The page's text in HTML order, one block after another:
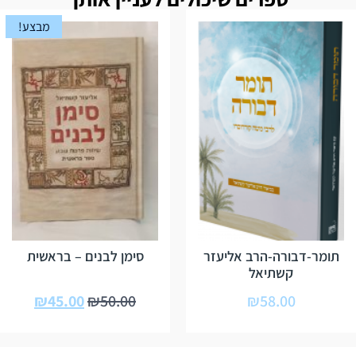
תומר-דבורה-הרב אליעזר
קשתיאל
₪58.00
מבצע!
סימן לבנים – בראשית
₪50.00
₪45.00